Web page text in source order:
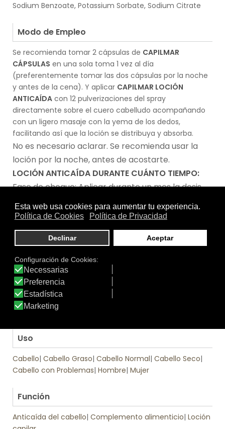
Sodium Benzoate, Potassium Sorbate, Sodium Citrate
Modo de Empleo
Se recomienda tomar 2 cápsulas de CAPILMAR
CÁPSULAS en una sola toma 1 vez al día
(preferentemente tomar las dos cápsulas por la noche
y antes de la cena). Y aplicar CAPILMAR LOCIÓN
ANTICAÍDA con 12 pulverizaciones del spray
directamente sobre el cuero cabelludo acompañando
con un ligero masaje con la yema de los dedos,
facilitando así que la loción se distribuya y absorba.
No es necesario aclarar. Se recomienda usar la
loción por la noche, antes de acostarte.
LOCIÓN ANTICAÍDA DURANTE CUÁNTO TIEMPO:
Fase de choque: Aplicar durante un mes la dosis
máxima de 12 pulverizaciones sobre el cuero
cabelludo.
Fase de mantenimiento: Aplicar 3 veces a la
semana durante tres meses.
Tratamiento
El pack de cuidado capilar anticaída combina CAPILMAR
CÁPSULAS y CAPILMAR LOCIÓN ANTICAÍDA. Ver Modo de
Empleo.
Uso
Cabello| Cabello Graso| Cabello Normal| Cabello Seco|
Cabello con Problemas| Hombre| Mujer
Función
Anticaída del cabello| Complemento alimenticio| Loción